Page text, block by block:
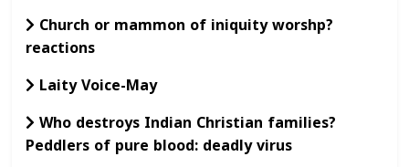
Church or mammon of iniquity worshp?
reactions
Laity Voice-May
Who destroys Indian Christian families?
Peddlers of pure blood: deadly virus